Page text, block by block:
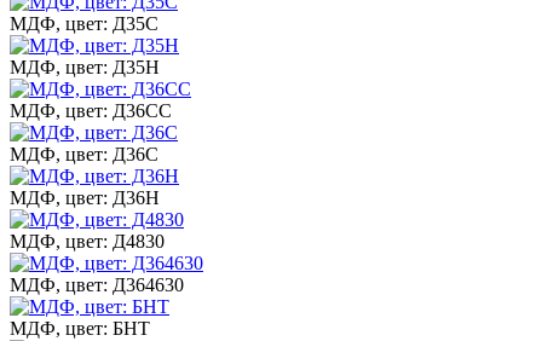
МДФ, цвет: Д35С
МДФ, цвет: Д35Н
МДФ, цвет: Д36СС
МДФ, цвет: Д36С
МДФ, цвет: Д36Н
МДФ, цвет: Д4830
МДФ, цвет: Д364630
МДФ, цвет: БНТ